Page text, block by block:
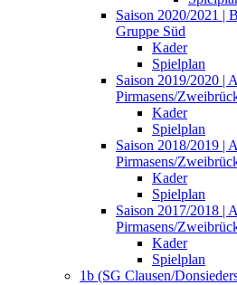
Saison 2020/2021 |
Gruppe Süd
Kader
Spielplan
Saison 2019/2020 |
Pirmasens/
Kader
Spielplan
Saison 2018/2019 |
Pirmasens/
Kader
Spielplan
Saison 2017/2018 |
Pirmasens/
Kader
Spielplan
1b (SG Clausen/